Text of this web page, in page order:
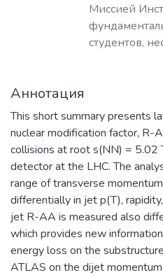
Миссией
студентов,
обучающихся
культурном,
знаний;
мотивации и
школьников
области
Аннотация
This short summary presents
nuclear modification factor, R-
collisions at root s(NN) = 5.02
detector at the LHC. The
range of transverse
differentially in jet p(T),
jet R-AA is measured also
which provides new
energy loss on the
ATLAS on the dijet